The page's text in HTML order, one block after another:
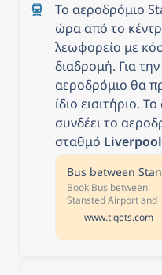
Το αεροδρόμιο
ώρα από το
λεωφορείο με
διαδρομή. Για
αεροδρόμιο θα
ίδιο εισιτήριο.
συνδέει το
σταθμό
Book Bus between
Stansted Airport and
London tickets online
travel the stress-free
www.tiqets.com